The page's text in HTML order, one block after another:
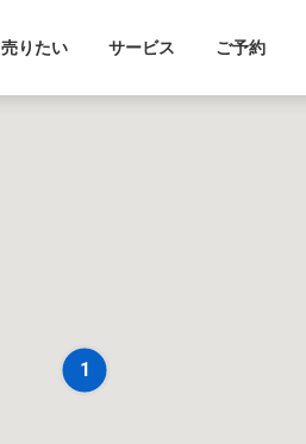
売りたい サービス ご予約
1